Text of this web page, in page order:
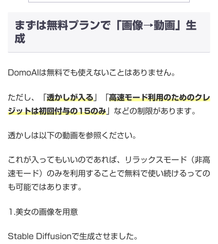
まずは無料プランで「画像→動画」生
成
DomoAIは無料でも使えないことはありません。
ただし、「 透かしが入る
高速モード利用のためのクレ
ジットは初回付与の15のみ 」などの制限があります。
透かしは以下の動画を参照ください。
これが入ってもいいのであれば、リラックスモード（非高
速モード）のみを利用することで無料で使い続けるっての
も可能ではあります。
1.美女の画像を用意
Stable Diffusionで生成させました。